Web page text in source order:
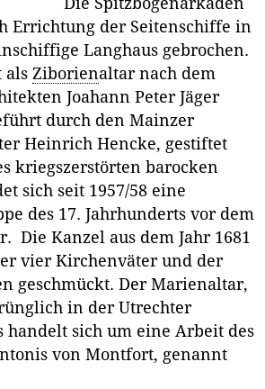
Die Spitzbogenarkaden
Errichtung der Seitenschiffe in
Langhaus gebrochen.
als Ziborienaltar nach dem
Joahann Peter Jäger
durch den Mainzer
Heinrich Hencke, gestiftet
kriegszerstörten barocken
sich seit 1957/58 eine
des 17. Jahrhunderts vor dem
Die Kanzel aus dem Jahr 1681
vier Kirchenväter und der
geschmückt. Der Marienaltar,
in der Utrechter
handelt sich um eine Arbeit des
von Montfort, genannt